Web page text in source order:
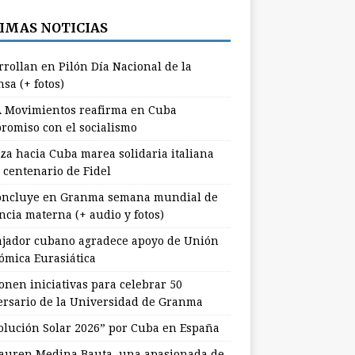
NOTICIAS
en Pilón Día Nacional de la
(+ fotos)
Movimientos reafirma en Cuba
con el socialismo
hacia Cuba marea solidaria italiana
centenario de Fidel
en Granma semana mundial de
materna (+ audio y fotos)
cubano agradece apoyo de Unión
Eurasiática
iniciativas para celebrar 50
de la Universidad de Granma
Solar 2026” por Cuba en España